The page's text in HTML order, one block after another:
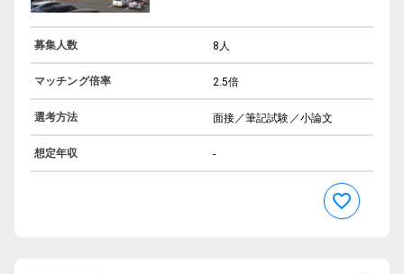
募集人数 8人
マッチング倍率 2.5倍
選考方法 面接／筆記試験／小論文
想定年収 -